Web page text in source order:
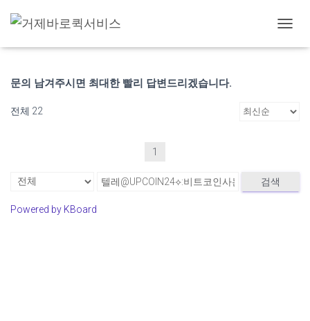
비
글
고객 게시판
문의 남겨주시면 최대한 빨리 답변드리겠습니다.
전체 22
1
검색
Powered by KBoard